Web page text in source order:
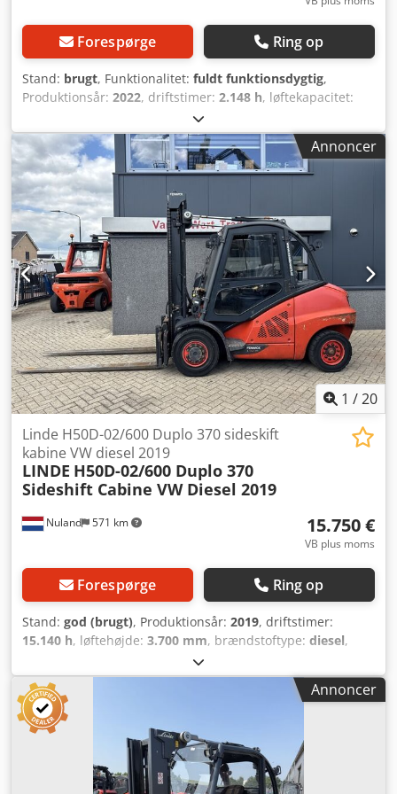
Forespørge Ring op
Stand: brugt, Funktionalitet: fuldt funktionsdygtig,
Produktionsår: 2022, driftstimer: 2.148 h, løftekapacitet:
4.675 mm
brændstoftype:diesel, mastetype:triplex, bygningshøjde:
2.526 mm, drivtype:Diesel, Dieselgabeltruck
Belastningspunkt: 500 ISO-klasse: ISO-klasse 3 = 2.500 -
4.999 kg Masttype: Triplex Tilstand: Klar til brug og fuldt
funktionsdygtig Teknisk tilstand: Meget god Dæk foran,
type: Superelastik Dæk foran, tilstand: 80 - 100 % Dæk
bagpå, type: Superelastik Chodpszmklnefx Ag Hja Dæk
bagpå, tilstand: 60 - 80 % Sideskift,
gaffeljusteringsanordning, 3. ventil, 4. ventil, arbejdslys
bagpå, arbejdslys foran, varme, STVZO-godkendt, fuld
kabine, fuld fritløft, dobbeltmonterede dæk, sikkerhedslys,
roterende advarselslampe,
Annoncer
1 /20
Nuland 571 km
Linde H50D-02/600 Duplo 370 sideskift
kabine VW diesel 2019
LINDE H50D-02/600 Duplo 370
Sideshift Cabine VW Diesel 2019
15.750 €
VB plus moms
Forespørge Ring op
Stand: god (brugt), Produktionsår: 2019, driftstimer:
15.140 h, løftehøjde: 3.700 mm, brændstoftype: diesel,
, bygningshøjde:
02/600 Duplo 370, kabine med sideshift, VW diesel, 2019
Video kan sendes via WhatsApp. Vi har løbende
lagerbeholdning, se vores hjemmeside. Priserne er angivet
ekskl. moms og afhentningssted er Nuland. Cedpfx Aozpyp
Uog Hoha Van de Wert Trading B.V. har et skiftende udvalg
af maskiner, lastbiler, trailere og tilbehør. Alle vores
leverancer sker til handelspriser og i "som beset"-tilstand
Annoncer